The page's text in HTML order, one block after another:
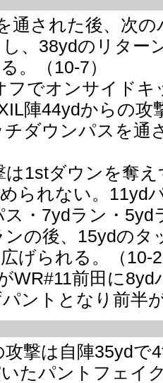
通された後、次
、38ydのリター
。（10-7）
フでオンサイドキ
陣44ydからの攻
ダウンパスを通
は1stダウンを奪
られない。11yd
・7ydラン・5yd
ンの後、15ydのタ
げられる。（10-
WR#11前田に
ントとなり前半
攻撃は自陣35ydで
たパントフェイ